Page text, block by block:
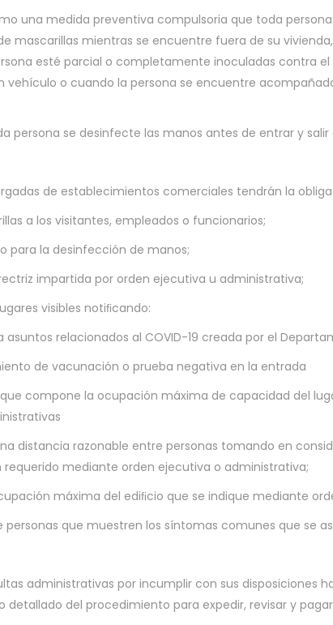
una medida preventiva compulsoria que toda
mascarillas mientras se encuentre fuera de su
esté parcial o completamente inoculadas contra el
vehículo o cuando la persona se encuentre
persona se desinfecte las manos antes de entrar y salir
de establecimientos comerciales tendrán la
a los visitantes, empleados o funcionarios;
para la desinfección de manos;
impartida por orden ejecutiva u administrativa;
visibles notiﬁcando:
relacionados al COVID-19 creada por el
de vacunación o prueba negativa en la entrada
compone la ocupación máxima de capacidad del
distancia razonable entre personas tomando en
requerido mediante orden ejecutiva o administrativa;
máxima del ediﬁcio que se indique mediante
que muestren los síntomas comunes que se
administrativas por incumplir con sus disposiciones
del procedimiento para expedir, revisar y